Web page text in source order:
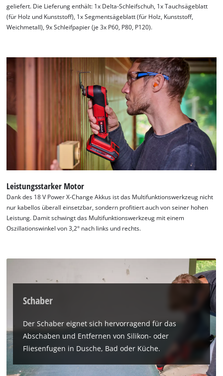
geliefert. Die Lieferung enthält: 1x Delta-Schleifschuh, 1x Tauchsägeblatt
(für Holz und Kunststoff), 1x Segmentsägeblatt (für Holz, Kunststoff,
Weichmetall), 9x Schleifpapier (je 3x P60, P80, P120).
Leistungsstarker Motor
Dank des 18 V Power X-Change Akkus ist das Multifunktionswerkzeug nicht
nur kabellos überall einsetzbar, sondern profitiert auch von seiner hohen
Leistung. Damit schwingt das Multifunktionswerkzeug mit einem
Oszillationswinkel von 3,2° nach links und rechts.
Schaber
Der Schaber eignet sich hervorragend für das
Abschaben und Entfernen von Silikon- oder
Fliesenfugen in Dusche, Bad oder Küche.